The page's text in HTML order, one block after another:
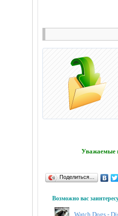
Уважаемые
Поделиться…
Возможно вас
Watch Dogs -